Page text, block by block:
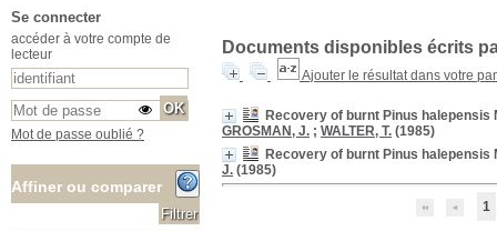
Documents disponibles écrits
Ajouter le résultat dans votre
Recovery of burnt Pinus
GROSMAN, J. ; WALTER, T. (1985)
Recovery of burnt Pinus
J. (1985)
1
Se connecter
accéder à votre compte de
lecteur
Mot de passe oublié ?
Affiner ou comparer